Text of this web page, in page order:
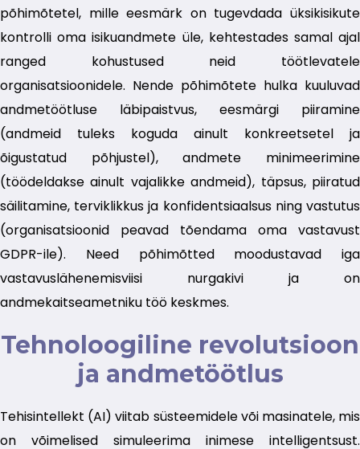
põhimõtetel, mille eesmärk on tugevdada üksikisikute
kontrolli oma isikuandmete üle, kehtestades samal ajal
ranged kohustused neid töötlevatele
organisatsioonidele. Nende põhimõtete hulka kuuluvad
andmetöötluse läbipaistvus, eesmärgi piiramine
(andmeid tuleks koguda ainult konkreetsetel ja
õigustatud põhjustel), andmete minimeerimine
(töödeldakse ainult vajalikke andmeid), täpsus, piiratud
säilitamine, terviklikkus ja konfidentsiaalsus ning vastutus
(organisatsioonid peavad tõendama oma vastavust
GDPR-ile). Need põhimõtted moodustavad iga
vastavuslähenemisviisi nurgakivi ja on
andmekaitseametniku töö keskmes.
Tehnoloogiline revolutsioon
ja andmetöötlus
Tehisintellekt (AI) viitab süsteemidele või masinatele, mis
on võimelised simuleerima inimese intelligentsust.